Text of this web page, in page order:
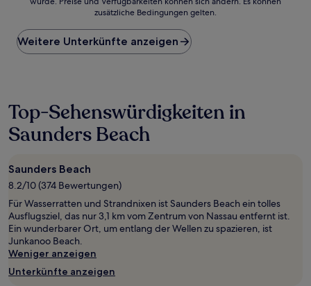
der
Preis
pro
Nacht,
letzten
24 Stunden
für
einen
mit
1 Übernachtung
von
2 Erwachsenen
gefunden
wurde.
Preise
und
Verfügbarkeiten
können
zusätzliche Bedingungen gelten.
Weitere Unterkünfte anzeigen
Top-Sehenswürdigkeiten in
Saunders Beach
Saunders Beach
8.2/10 (374 Bewertungen)
Für Wasserratten und Strandnixen ist Saunders Beach ein tolles
Ausflugsziel, das nur 3,1 km vom Zentrum von Nassau entfernt ist.
Ein wunderbarer Ort, um entlang der Wellen zu spazieren, ist
Junkanoo Beach.
Weniger anzeigen
Unterkünfte anzeigen